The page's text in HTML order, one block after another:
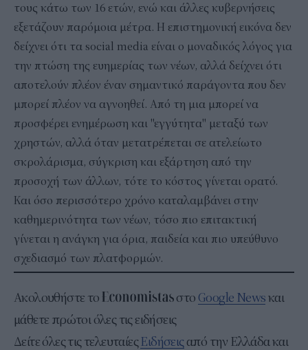
τους κάτω των 16 ετών, ενώ και άλλες κυβερνήσεις
εξετάζουν παρόμοια μέτρα. Η επιστημονική εικόνα δεν
δείχνει ότι τα social media είναι ο μοναδικός λόγος για
την πτώση της ευημερίας των νέων, αλλά δείχνει ότι
αποτελούν πλέον έναν σημαντικό παράγοντα που δεν
μπορεί πλέον να αγνοηθεί. Από τη μια μπορεί να
προσφέρει ενημέρωση και "εγγύτητα" μεταξύ των
χρηστών, αλλά όταν μετατρέπεται σε ατελείωτο
σκρολάρισμα, σύγκριση και εξάρτηση από την
προσοχή των άλλων, τότε το κόστος γίνεται ορατό.
Και όσο περισσότερο χρόνο καταλαμβάνει στην
καθημερινότητα των νέων, τόσο πιο επιτακτική
γίνεται η ανάγκη για όρια, παιδεία και πιο υπεύθυνο
σχεδιασμό των πλατφορμών.
Ακολουθήστε το στο Google Newsκαι
μάθετε πρώτοι όλες τις ειδήσεις
Δείτε όλες τις τελευταίεςΕιδήσειςαπό την Ελλάδα και